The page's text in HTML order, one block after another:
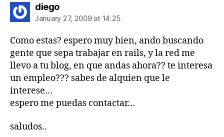
diegosays:
January 27, 2009 at 14:25
Como estas? espero muy bien, ando buscando
gente que sepa trabajar en rails, y la red me
llevo a tu blog, en que andas ahora?? te interesa
un empleo??? sabes de alquien que le
interese…
espero me puedas contactar…
saludos..